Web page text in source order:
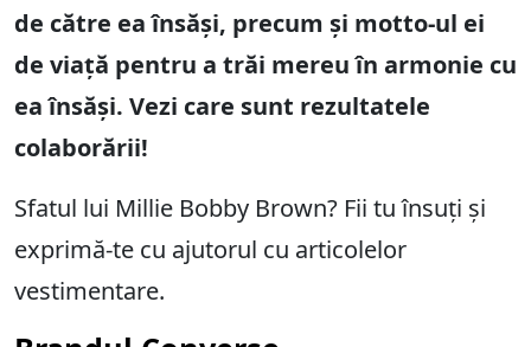
de către ea însăși, precum și motto-ul ei
de viață pentru a trăi mereu în armonie cu
ea însăși. Vezi care sunt rezultatele
colaborării!
Sfatul lui Millie Bobby Brown? Fii tu însuți și
exprimă-te cu ajutorul cu articolelor
vestimentare.